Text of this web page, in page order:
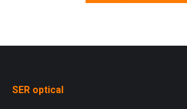
SER optical